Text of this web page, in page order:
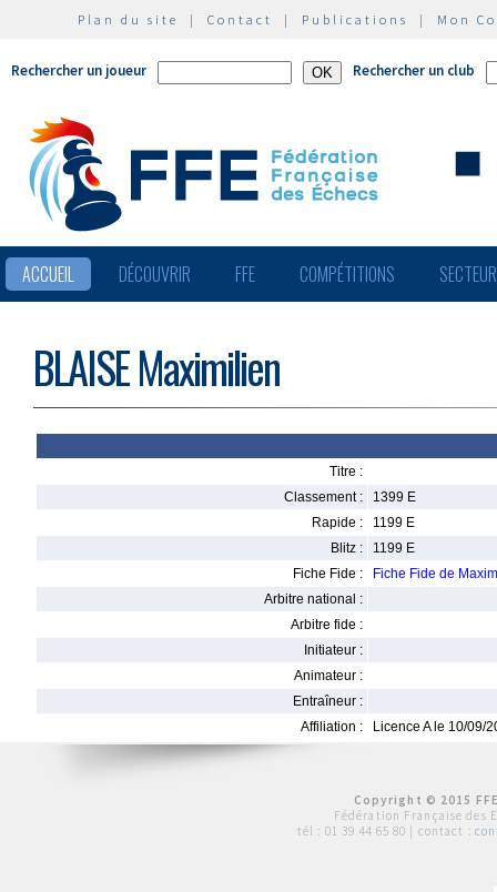
Plan du site | Contact | Publications | Mon
Rechercher un joueur Rechercher un club
ACCUEIL DÉCOUVRIR FFE COMPÉTITIONS
BLAISE Maximilien
Titre :
Classement :
1399 E
Rapide :
1199 E
Blitz :
1199 E
Fiche Fide :
Fiche Fide de
Arbitre national :
Arbitre fide :
Initiateur :
Animateur :
Entraîneur :
Affiliation :
Licence A le 10/09/
Copyright © 2015
Fédération Française des
tél : 01 39 44 65 80 | contact :